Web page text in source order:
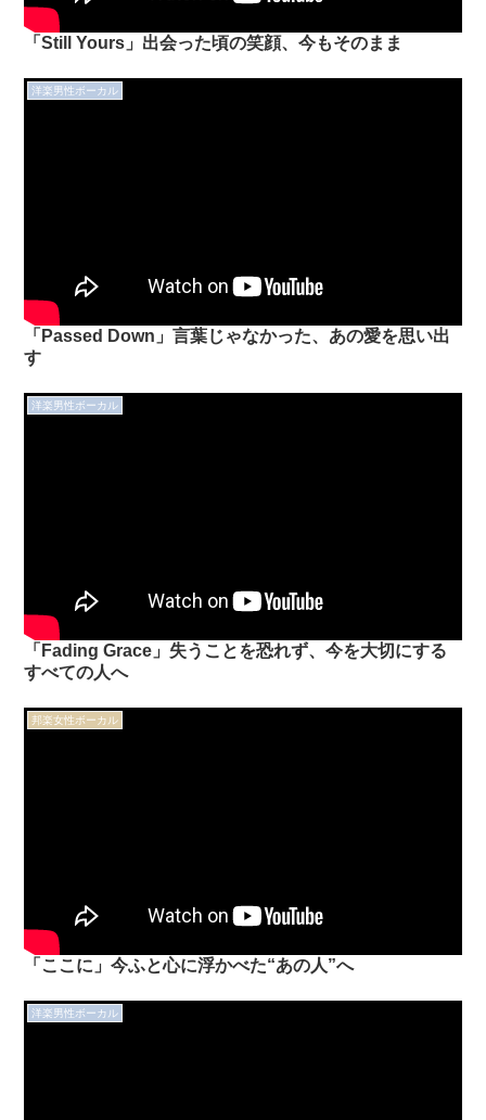
「Still Yours」出会った頃の笑顔、今もそのまま
洋楽男性ボーカル
「Passed Down」言葉じゃなかった、あの愛を思い出
す
洋楽男性ボーカル
「Fading Grace」失うことを恐れず、今を大切にする
すべての人へ
邦楽女性ボーカル
「ここに」今ふと心に浮かべた“あの人”へ
洋楽男性ボーカル